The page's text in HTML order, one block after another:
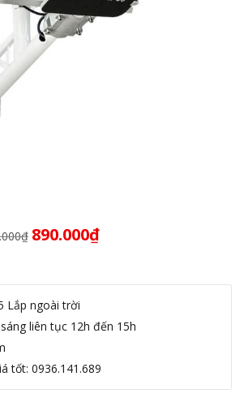
₫ Giá
gốc
890.000₫Giá
890.000₫.
Lắp ngoài trời
liên tục 12h đến 15h
tốt: 0936.141.689